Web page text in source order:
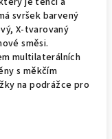
svršek barvený
X-tvarovaný
směsi.
multilaterálních
s měkčím
na podrážce pro